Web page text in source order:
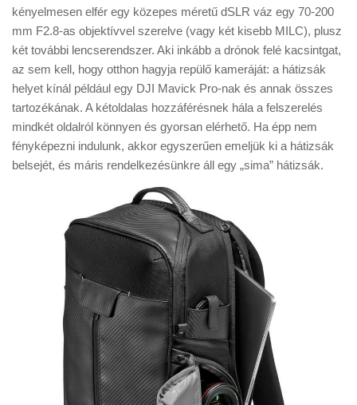
kényelmesen elfér egy közepes méretű dSLR váz egy 70-200
mm F2.8-as objektívvel szerelve (vagy két kisebb MILC), plusz
két további lencserendszer. Aki inkább a drónok felé kacsintgat,
az sem kell, hogy otthon hagyja repülő kameráját: a hátizsák
helyet kínál például egy DJI Mavick Pro-nak és annak összes
tartozékának. A kétoldalas hozzáférésnek hála a felszerelés
mindkét oldalról könnyen és gyorsan elérhető. Ha épp nem
fényképezni indulunk, akkor egyszerűen emeljük ki a hátizsák
belsejét, és máris rendelkezésünkre áll egy „sima” hátizsák.